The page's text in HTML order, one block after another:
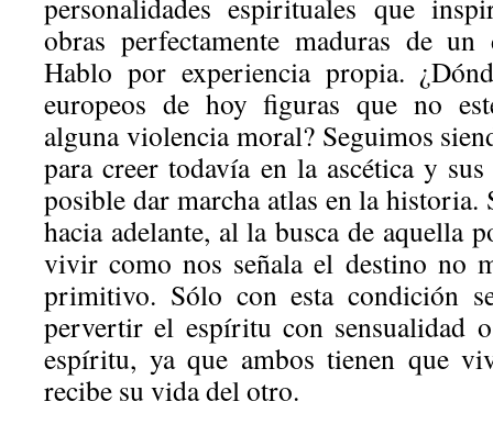
personalidades espirituales que
obras perfectamente maduras de un
Hablo por experiencia propia.
europeos de hoy figuras que no
alguna violencia moral? Seguimos
para creer todavía en la ascética y
posible dar marcha atlas en la historia.
hacia adelante, al la busca de aquella
vivir como nos señala el destino no
primitivo. Sólo con esta condición
pervertir el espíritu con sensualidad
espíritu, ya que ambos tienen que
recibe su vida del otro.